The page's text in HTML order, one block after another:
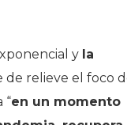
y la
de relieve el foco
“en un momento